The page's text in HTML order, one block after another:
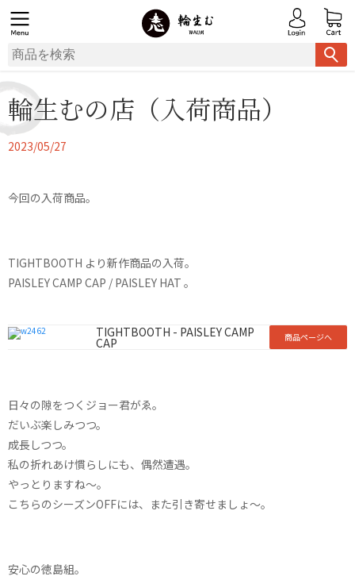
輪生むの店（入荷商品）
2023/05/27
今回の入荷商品。
TIGHTBOOTH より新作商品の入荷。
PAISLEY CAMP CAP / PAISLEY HAT 。
TIGHTBOOTH - PAISLEY CAMP
CAP 商品ページへ
日々の隙をつくジョー君がゑ。
だいぶ楽しみつつ。
成長しつつ。
私の折れあけ慣らしにも、偶然遭遇。
やっとりますね〜。
こちらのシーズンOFFには、また引き寄せましょ〜。
安心の徳島組。